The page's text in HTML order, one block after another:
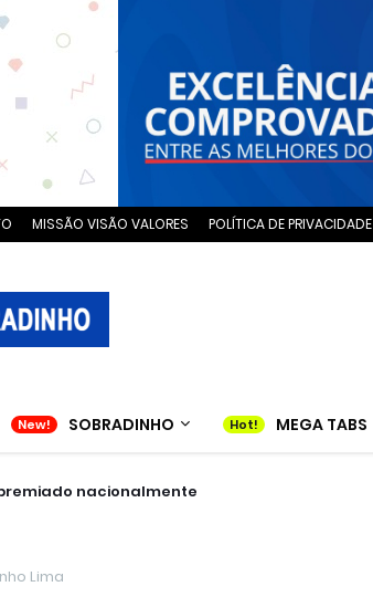
MISSÃO VISÃO VALORES POLÍTICA DE PRIVACIDADE
SOBRADINHO MEGA TABS
premiado nacionalmente
Lima